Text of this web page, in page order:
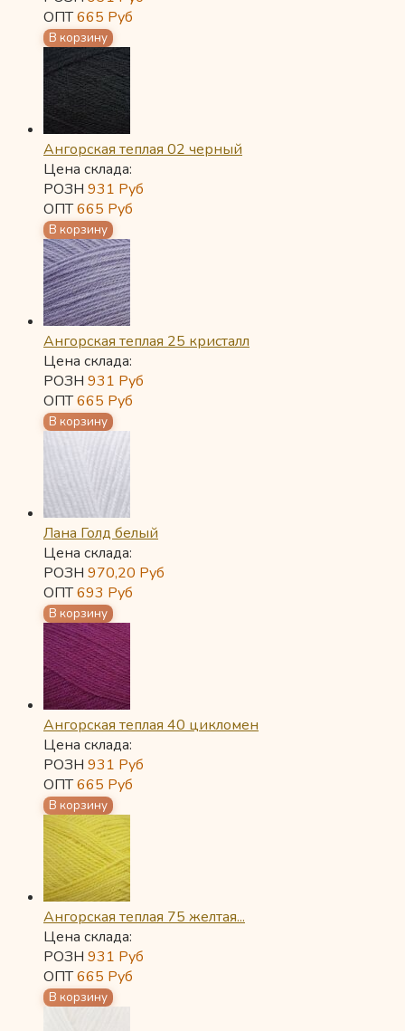
ОПТ665 Руб
Ангорская теплая 02 черный
Цена склада:
РОЗН 931 Руб
ОПТ665 Руб
Ангорская теплая 25 кристалл
Цена склада:
РОЗН 931 Руб
ОПТ665 Руб
Лана Голд белый
Цена склада:
РОЗН 970,20 Руб
ОПТ693 Руб
Ангорская теплая 40 цикломен
Цена склада:
РОЗН 931 Руб
ОПТ665 Руб
Ангорская теплая 75 желтая...
Цена склада:
РОЗН 931 Руб
ОПТ665 Руб